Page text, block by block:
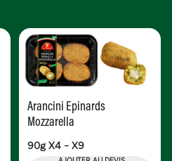
Arancini Epinards
Mozzarella
90g X4 – X9